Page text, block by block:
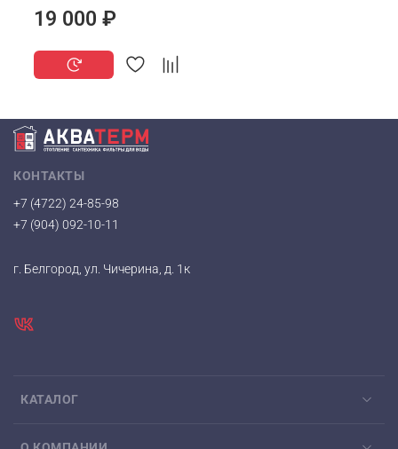
19 000 ₽
КАТАЛОГ
КОНТАКТЫ
+7 (4722) 24-85-98
+7 (904) 092-10-11
г. Белгород, ул. Чичерина, д. 1к